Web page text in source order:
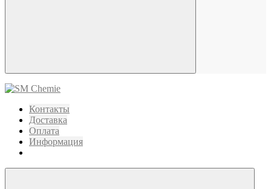
Контакты
Доставка
Оплата
Информация